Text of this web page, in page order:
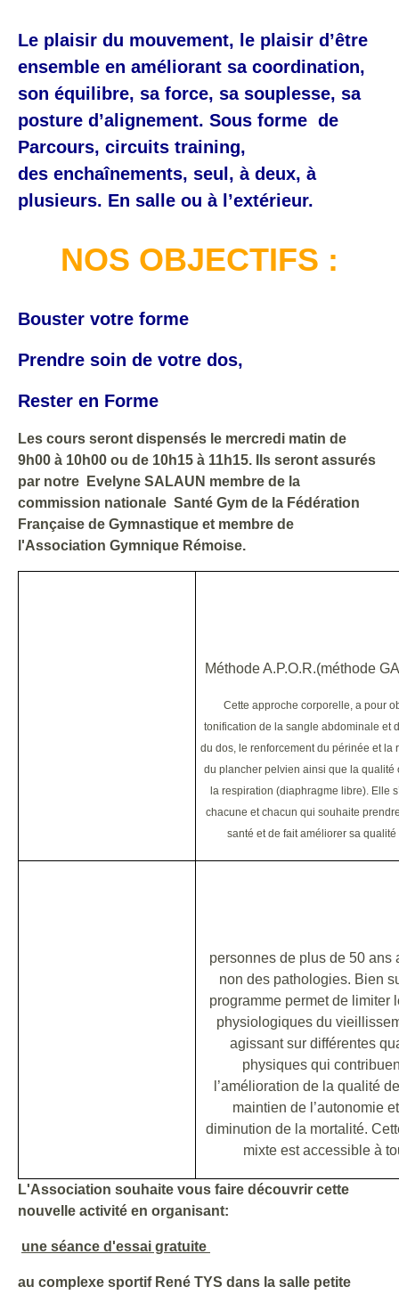
Le plaisir du mouvement, le plaisir d’être
ensemble en améliorant sa coordination,
son équilibre, sa force, sa souplesse, sa
posture d’alignement. Sous forme de
Parcours, circuits training,
des enchaînements, seul, à deux, à
plusieurs. En salle ou à l’extérieur.
NOS OBJECTIFS :
Bouster votre forme
Prendre soin de votre dos,
Rester en Forme
Les cours seront dispensés le mercredi matin de
9h00 à 10h00 ou de 10h15 à 11h15. Ils seront assurés
par notre
Evelyne SALAUN membre de la
commission nationale Santé Gym de la Fédération
Française de Gymnastique et membre de
l'Association Gymnique Rémoise.
Méthode A.P.O.R.(méthode
Cette approche corporelle, a pour
tonification de la sangle abdominale et
du dos, le renforcement du périnée et la
du plancher pelvien ainsi que la qualité
la respiration (diaphragme libre). Elle
chacune et chacun qui souhaite
santé et de fait améliorer sa qualité
personnes de plus de 50 ans
non des pathologies. Bien
programme permet de limiter
physiologiques du
agissant sur différentes
physiques qui
l’amélioration de la qualité
maintien de l’autonomie
diminution de la mortalité.
mixte est accessible à
L'Association souhaite vous faire découvrir cette
nouvelle activité en organisant:
une séance d'essai gratuite
au complexe sportif René TYS dans la salle petite